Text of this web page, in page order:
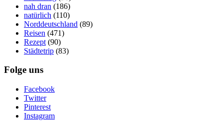
nah dran (186)
natürlich (110)
Norddeutschland (89)
Reisen (471)
Rezept (90)
Städtetrip (83)
Folge uns
Facebook
Twitter
Pinterest
Instagram